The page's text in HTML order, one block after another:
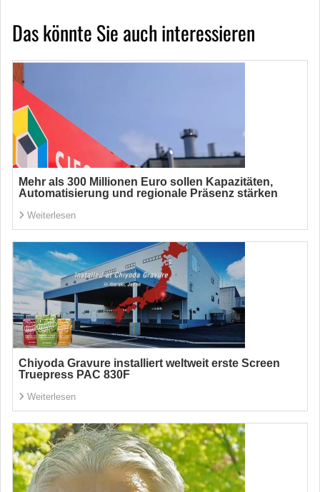
Das könnte Sie auch interessieren
Mehr als 300 Millionen Euro sollen Kapazitäten,
Automatisierung und regionale Präsenz stärken
Weiterlesen
Chiyoda Gravure installiert weltweit erste Screen
Truepress PAC 830F
Weiterlesen